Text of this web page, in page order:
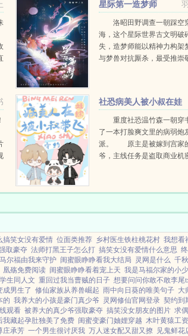
星际第一造梦师
洛昭田野调查一朝踩空
海，这个星际世界古文明破
失，造梦师能以精神力构架
与梦兽对抗厮杀，最受推崇
社恐病美人被小叔在娃
综带飞重度社恐温竹森一朝穿
了一本打脸爽文里的病弱炮
派。 原主是被嫁到宫家
爷，主线任务是盗取商业机
却被大哥嫌弃无用赶出家门
搞笑女没有爱情 位面类推荐 乡村医生铁柱桃花村 我想看
取豪夺 法师打黑王子怎么打 搞笑女没有爱情什么意思
尔福由我来守护 闺蜜眼睁睁看我大结局 灵网是什么 千
凰殇免费阅读 闺蜜眼睁睁看着宠上天 我是马福尔家的小
生同人文 重回过我当曹贼的日子 想要问问你敢不敢李尾
成男生了 修仙家族从养兽崛起 雨中向日葵的唯美句子 大
的 我养大的小孩是豪门真少爷 灵网修仙官网登录 契约到
观看 被养大的真少爷强取豪夺 搞笑没女朋友的图片 求
我藏起孕肚独美了免费 闺蜜变豪门妯娌穿越 木叶黄猿工
庄承芳 一个男生很讨厌我 万人迷女配又甜又撩 见鬼鲜花